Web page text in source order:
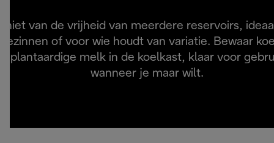
van de vrijheid van meerdere reservoirs,
gezinnen of voor wie houdt van variatie. Bewaar
plantaardige melk in de koelkast, klaar voor
wanneer je maar wilt.